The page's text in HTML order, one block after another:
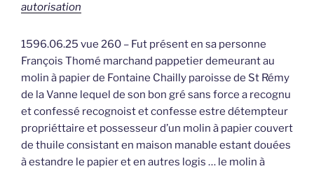
autorisation
1596.06.25 vue 260 – Fut présent en sa personne
François Thomé marchand pappetier demeurant au
molin à papier de Fontaine Chailly paroisse de St Rémy
de la Vanne lequel de son bon gré sans force a recognu
et confessé recognoist et confesse estre détempteur
propriéttaire et possesseur d’un molin à papier couvert
de thuile consistant en maison manable estant douées
à estandre le papier et en autres logis … le molin à